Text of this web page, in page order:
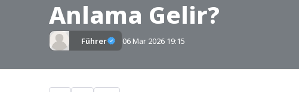
Anlama Gelir?
Führer 06 Mar 2026 19:15